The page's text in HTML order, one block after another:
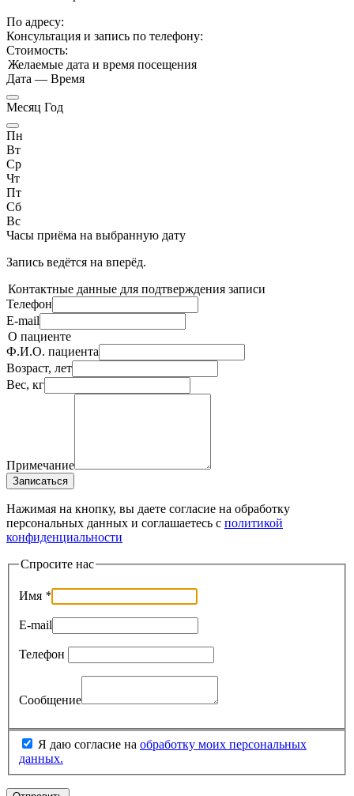
По адресу:
Консультация и запись по телефону:
Стоимость:
Желаемые дата и время посещения
Дата — Время
Месяц Год
Пн
Вт
Ср
Чт
Пт
Сб
Вс
Часы приёма на выбранную дату
Запись ведётся на вперёд.
Контактные данные для подтверждения записи
Телефон
E-mail
О пациенте
Ф.И.О. пациента
Возраст, лет
Вес, кг
Примечание
Записаться
Нажимая на кнопку, вы даете согласие на обработку
персональных данных и соглашаетесь c политикой
конфиденциальности
Спросите нас
Имя *
E-mail
Телефон
Сообщение
Я даю согласие на обработку моих персональных
данных.